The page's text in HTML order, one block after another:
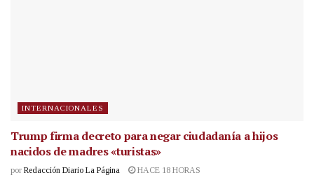
INTERNACIONALES
Trump firma decreto para negar ciudadanía a hijos
nacidos de madres «turistas»
por Redacción Diario La Página HACE 18 HORAS